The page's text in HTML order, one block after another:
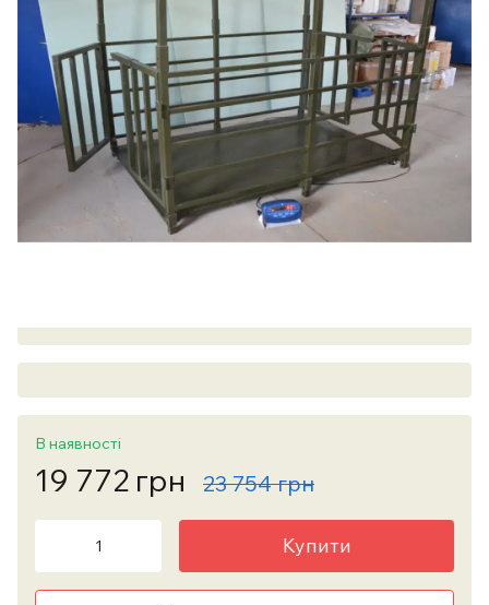
В наявності
19 772 грн 23 754 грн
Купити